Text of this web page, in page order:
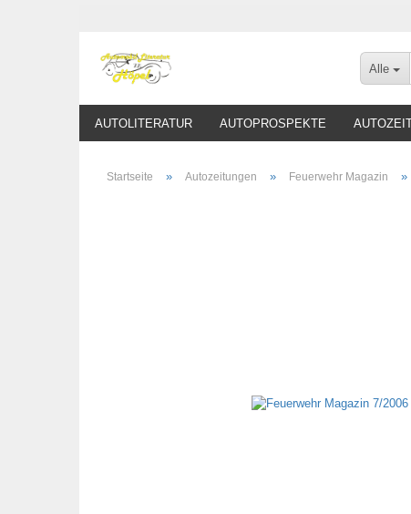
Alle
AUTOLITERATUR AUTOPROSPEKTE
Startseite » Autozeitungen » Feuerwehr Magazin »